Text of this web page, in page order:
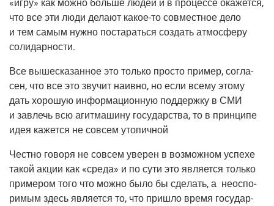
«игру» как мож­но боль­ше людей и в про­цес­се ока­жет­ся,
что все эти люди дела­ют какое-то сов­мест­ное дело
и тем самым нуж­но поста­рать­ся создать атмо­сфе­ру
солидарности.
Все выше­ска­зан­ное это толь­ко про­сто при­мер, согла­
сен, что все это зву­чит наив­но, но если все­му это­му
дать хоро­шую инфор­ма­ци­он­ную под­держ­ку в СМИ
и завлечь всю агит­ма­ши­ну госу­дар­ства, то в прин­ци­пе
идея кажет­ся не совсем утопичной
Чест­но гово­ря не совсем уве­рен в воз­мож­ном успе­хе
такой акции как «сре­да» и по сути это явля­ет­ся толь­ко
при­ме­ром того что мож­но было бы сде­лать, а неоспо­
ри­мым здесь явля­ет­ся то, что при­шло вре­мя госу­дар­